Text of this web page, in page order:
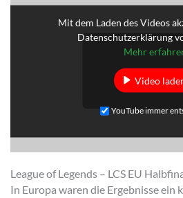
Mit dem Laden des Videos
Datenschutzerklärung
Mehr
Video
YouTube immer
League of Legends – LCS EU
In Europa waren die Ergebnisse ein